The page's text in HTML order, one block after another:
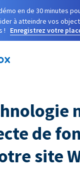
en de 30 minutes
à atteindre vos
!
Enregistrez votre
de
site